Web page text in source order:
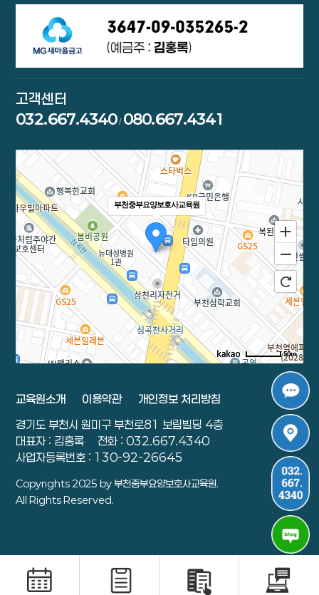
고객센터
032.667.4340/ 080.667.4341
부천중부요양보호사교육원
50m
지도 크게 보기
주소
경기 부천시 원미구 부천로 81 보림빌딩 4층
전화
032-667-4340
교육원소개 이용약관
개인정보 처리방침
경기도 부천시 원미구 부천로81 보림빌딩 4층
대표자 : 김홍록
전화 : 032.667.4340
사업자등록번호 : 130-92-26645
Copyrights 2025 by 부천중부요양보호사교육원.
All Rights Reserved.